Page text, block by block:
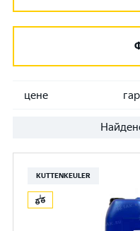
цене
KUTTENKEULER